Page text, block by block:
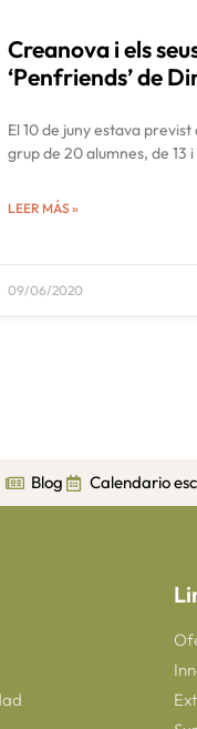
Creanova i els
‘Penfriends’ de
El 10 de juny estava previst
grup de 20 alumnes, de 13 i
LEER MÁS »
09/06/2020
Blog Calendario